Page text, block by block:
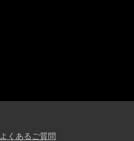
よくあるご質問